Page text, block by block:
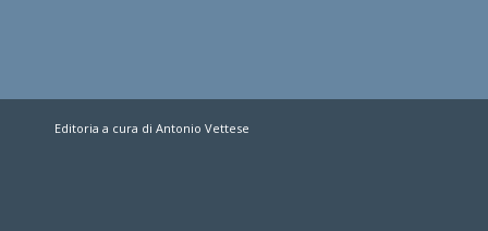
Editoria a cura di Antonio Vettese